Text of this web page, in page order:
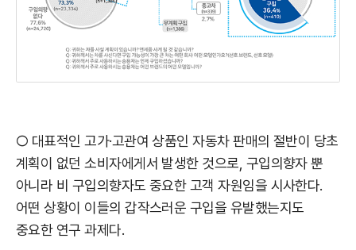
○ 대표적인 고가·고관여 상품인 자동차 판매의 절반이 당초
계획이 없던 소비자에게서 발생한 것으로, 구입의향자 뿐
아니라 비 구입의향자도 중요한 고객 자원임을 시사한다.
어떤 상황이 이들의 갑작스러운 구입을 유발했는지도
중요한 연구 과제다.